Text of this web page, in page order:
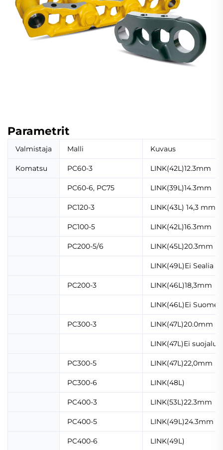
Parametrit
Valmistaja Malli Kuvaus
Komatsu PC60-3 LINK(42L)12.3mm
PC60-6, PC75 LINK(39L)14.3mm
PC120-3 LINK(43L) 14,3 mm
PC100-5 LINK(42L)16.3mm
PC200-5/6 LINK(45L)20.3mm
LINK(49L)Ei Sealia
PC200-3 LINK(46L)18,3mm
LINK(46L)Ei
PC300-3 LINK(47L)20.0mm
LINK(47L)Ei
PC300-5 LINK(47L)22,0mm
PC300-6 LINK(48L)
PC400-3 LINK(53L)22.3mm
PC400-5 LINK(49L)24.3mm
PC400-6 LINK(49L)